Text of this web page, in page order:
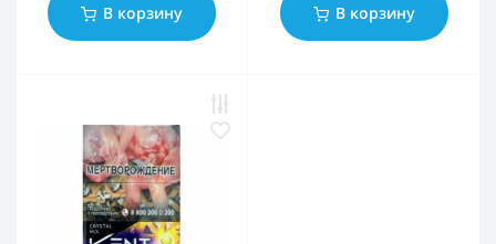
В корзину В корзину